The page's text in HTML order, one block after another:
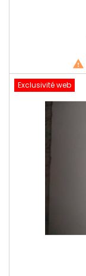

Exclusivité web